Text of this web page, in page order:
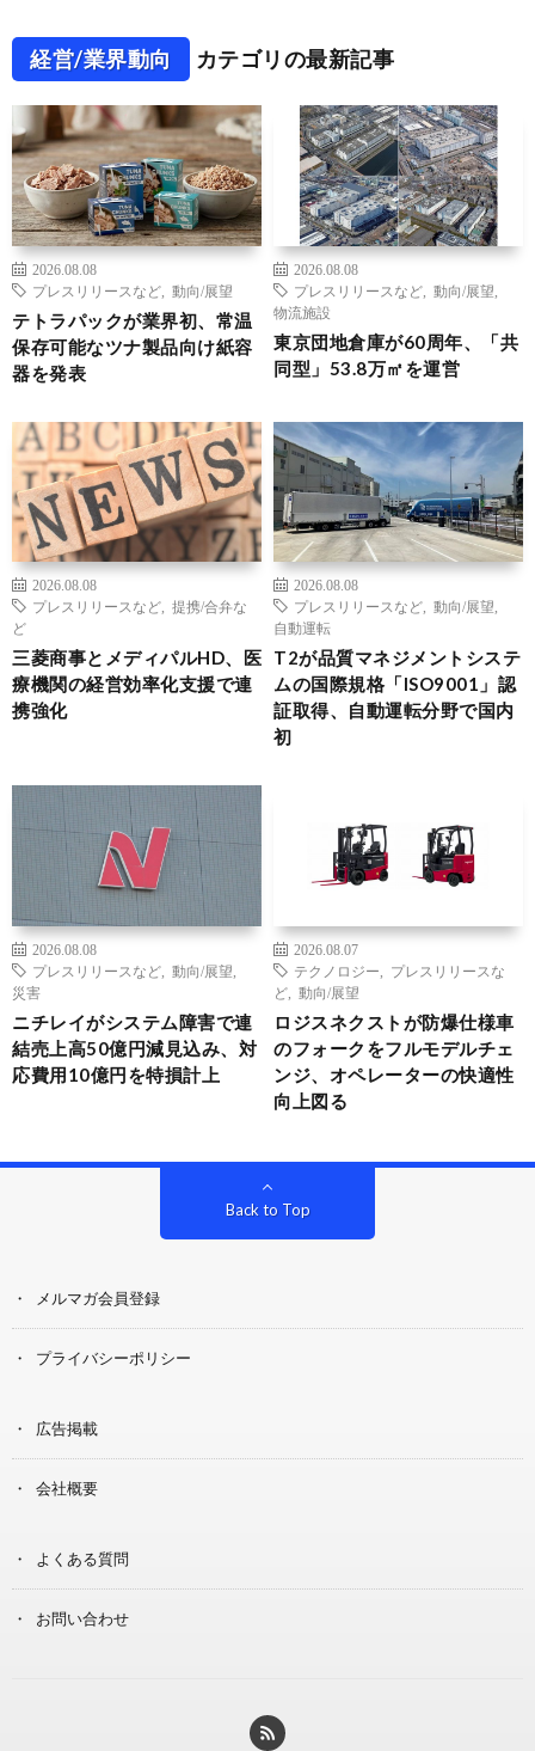
経営/業界動向 カテゴリの最新記事
2026.08.08
プレスリリースなど
動向/展望
テトラパックが業界初、常温
保存可能なツナ製品向け紙容
器を発表
2026.08.08
プレスリリースなど
動向/展望
物流施設
東京団地倉庫が60周年、「共
同型」53.8万㎡を運営
2026.08.08
プレスリリースなど
提携/合弁な
ど
三菱商事とメディパルHD、医
療機関の経営効率化支援で連
携強化
2026.08.08
プレスリリースなど
動向/展望
自動運転
T2が品質マネジメントシステ
ムの国際規格「ISO9001」認
証取得、自動運転分野で国内
初
2026.08.08
プレスリリースなど
動向/展望
災害
ニチレイがシステム障害で連
結売上高50億円減見込み、対
応費用10億円を特損計上
2026.08.07
テクノロジー
プレスリリースな
ど
動向/展望
ロジスネクストが防爆仕様車
のフォークをフルモデルチェ
ンジ、オペレーターの快適性
向上図る
Back to Top
メルマガ会員登録
プライバシーポリシー
広告掲載
会社概要
よくある質問
お問い合わせ